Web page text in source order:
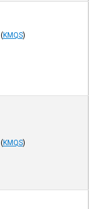
(KMQS)
(KMQS)